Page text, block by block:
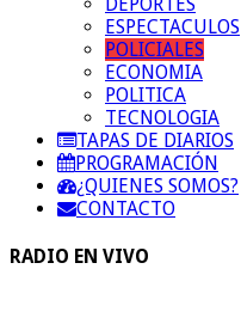
ESPECTACULOS
POLICIALES
ECONOMIA
POLITICA
TECNOLOGIA
TAPAS DE DIARIOS
PROGRAMACIÓN
¿QUIENES SOMOS?
CONTACTO
RADIO EN VIVO